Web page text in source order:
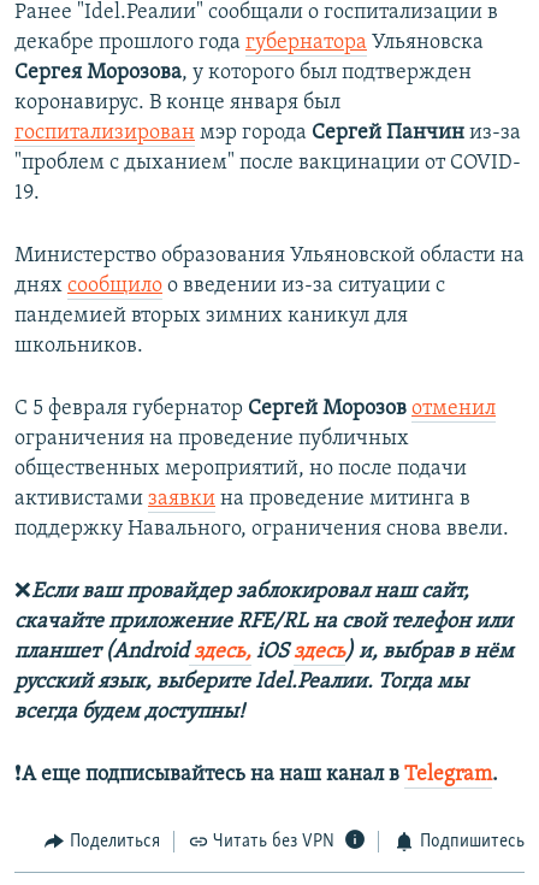
Ранее "Idel.Реалии" сообщали о госпитализации в
декабре прошлого года губернатора Ульяновска
Сергея Морозова, у которого был подтвержден
коронавирус. В конце января был
госпитализирован мэр города Сергей Панчин из-за
"проблем с дыханием" после вакцинации от COVID-
19.
Министерство образования Ульяновской области на
днях сообщило о введении из-за ситуации с
пандемией вторых зимних каникул для
школьников.
С 5 февраля губернатор Сергей Морозов отменил
ограничения на проведение публичных
общественных мероприятий, но после подачи
активистами заявки на проведение митинга в
поддержку Навального, ограничения снова ввели.
❌Если ваш провайдер заблокировал наш сайт,
скачайте приложение RFE/RL на свой телефон или
планшет (Androidздесь, iOSздесь) и, выбрав в нём
русский язык, выберите Idel.Реалии. Тогда мы
всегда будем доступны!
❗️А еще подписывайтесь на наш канал в Telegram.
Поделиться Читать без VPN Подпишитесь